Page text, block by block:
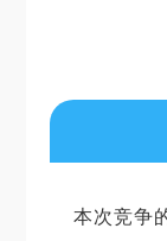
本次竞争